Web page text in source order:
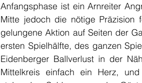
Anfangsphase ist ein Arnreiter
Mitte jedoch die nötige
gelungene Aktion auf Seiten der
ersten Spielhälfte, des ganzen
Eidenberger Ballverlust in der
Mittelkreis einfach ein Herz,